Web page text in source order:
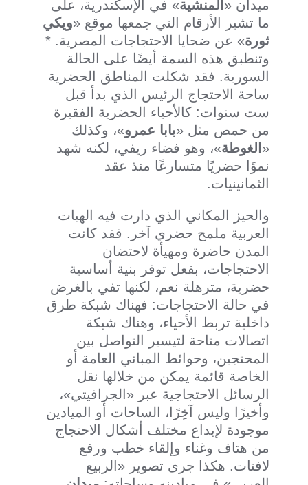
ميدان « المنشية» في الإسكندرية، على
ما تشير الأرقام التي جمعها موقع «ويكي
ثورة» عن ضحايا الاحتجاجات المصرية. *
وتنطبق هذه السمة أيضًا على الحالة
السورية. فقد شكلت المناطق الحضرية
ساحة الاحتجاج الرئيس الذي بدأ قبل
ست سنوات: كالأحياء الحضرية الفقيرة
من حمص مثل «بابا عمرو»، وكذلك
« الغوطة»، وهو فضاء ريفي، لكنه شهد
نموًا حضريًا متسارعًا منذ عقد
الثمانينيات.
والحيز المكاني الذي دارت فيه الهبات
العربية ملمح حضري آخر. فقد كانت
المدن حاضرة ومهيأة لاحتضان
الاحتجاجات، بفعل توفر بنية أساسية
حضرية، مترهلة نعم، لكنها تفي بالغرض
في حالة الاحتجاجات: فهناك شبكة طرق
داخلية تربط الأحياء، وهناك شبكة
اتصالات متاحة لتيسير التواصل بين
المحتجين، وحوائط المباني العامة أو
الخاصة قائمة يمكن من خلالها نقل
الرسائل الاحتجاجية عبر «الجرافيتي»،
وأخيرًا وليس آخِرًا، الساحات أو الميادين
موجودة لإبداع مختلف أشكال الاحتجاج
من هتاف وغناء وإلقاء خطب ورفع
لافتات. هكذا جرى تصوير «الربيع